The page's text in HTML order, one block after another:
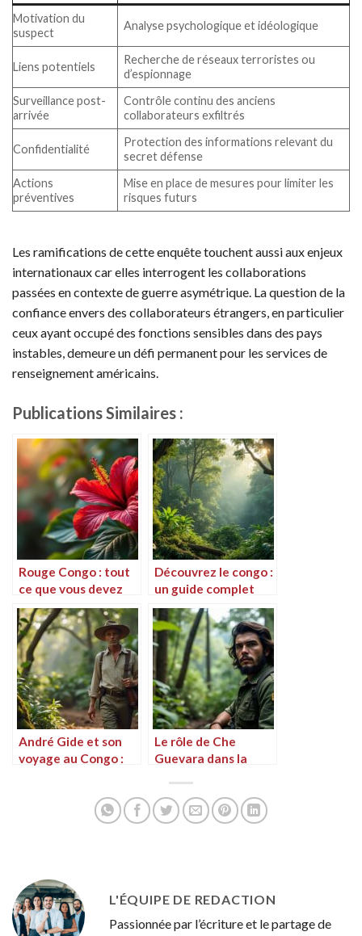
Motivation du
suspect
Analyse psychologique et idéologique
Liens potentiels
Recherche de réseaux terroristes ou
d’espionnage
Surveillance post-
arrivée
Contrôle continu des anciens
collaborateurs exfiltrés
Confidentialité
Protection des informations relevant du
secret défense
Actions
préventives
Mise en place de mesures pour limiter les
risques futurs
Les ramifications de cette enquête touchent aussi aux enjeux
internationaux car elles interrogent les collaborations
passées en contexte de guerre asymétrique. La question de la
confiance envers des collaborateurs étrangers, en particulier
ceux ayant occupé des fonctions sensibles dans des pays
instables, demeure un défi permanent pour les services de
renseignement américains.
Publications Similaires :
Rouge Congo : tout
ce que vous devez
savoir sur cette
variété de plantes
Découvrez le congo :
un guide complet
pour votre voyage
André Gide et son
voyage au Congo :
Le rôle de Che
Guevara dans la
L'ÉQUIPE DE REDACTION
Passionnée par l’écriture et le partage de